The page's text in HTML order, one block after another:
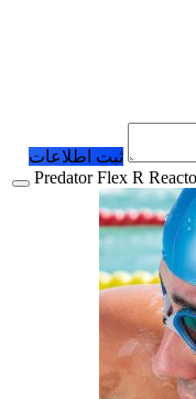
ثبت اطلاعات